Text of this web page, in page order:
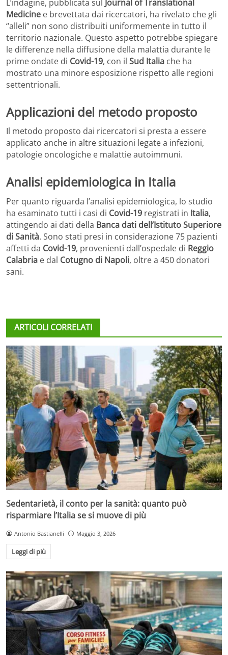
L’indagine, pubblicata sul Journal of Translational
Medicine e brevettata dai ricercatori, ha rivelato che gli
“alleli” non sono distribuiti uniformemente in tutto il
territorio nazionale. Questo aspetto potrebbe spiegare
le differenze nella diffusione della malattia durante le
prime ondate di Covid-19, con il Sud Italia che ha
mostrato una minore esposizione rispetto alle regioni
settentrionali.
Applicazioni del metodo proposto
Il metodo proposto dai ricercatori si presta a essere
applicato anche in altre situazioni legate a infezioni,
patologie oncologiche e malattie autoimmuni.
Analisi epidemiologica in Italia
Per quanto riguarda l’analisi epidemiologica, lo studio
ha esaminato tutti i casi di Covid-19 registrati in Italia,
attingendo ai dati della Banca dati dell’Istituto Superiore
di Sanità. Sono stati presi in considerazione 75 pazienti
affetti da Covid-19, provenienti dall’ospedale di Reggio
Calabria e dal Cotugno di Napoli, oltre a 450 donatori
sani.
ARTICOLI CORRELATI
Sedentarietà, il conto per la sanità: quanto può
risparmiare l’Italia se si muove di più
Antonio Bastianelli Maggio 3, 2026
Leggi di più